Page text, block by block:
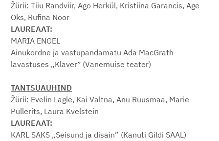
Žürii: Tiiu Randviir, Ago Herkül, Kristiina Garancis, Age
Oks, Rufina Noor
LAUREAAT:
MARIA ENGEL
Ainukordne ja vastupandamatu Ada MacGrath
lavastuses „Klaverˮ (Vanemuise teater)
TANTSUAUHIND
Žürii: Evelin Lagle, Kai Valtna, Anu Ruusmaa, Marie
Pullerits, Laura Kvelstein
LAUREAAT:
KARL SAKS „Seisund ja disain” (Kanuti Gildi SAAL)